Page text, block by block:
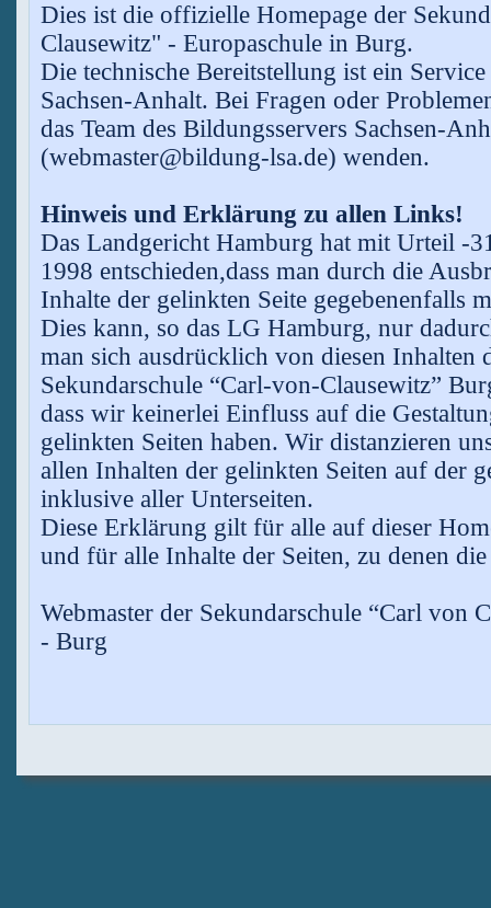
Dies ist die offizielle Homepage der
Clausewitz" - Europaschule in Burg.
Die technische Bereitstellung ist ein
Sachsen-Anhalt. Bei Fragen oder
das Team des Bildungsservers Sachsen-
(webmaster@bildung-lsa.de) wenden.
Hinweis und Erklärung zu allen Links!
Das Landgericht Hamburg hat mit Urteil -
1998 entschieden,dass man durch die
Inhalte der gelinkten Seite gegebenenfalls
Dies kann, so das LG Hamburg, nur
man sich ausdrücklich von diesen Inhalten
Sekundarschule “Carl-von-Clausewitz”
dass wir keinerlei Einfluss auf die
gelinkten Seiten haben. Wir distanzieren
allen Inhalten der gelinkten Seiten auf der
inklusive aller Unterseiten.
Diese Erklärung gilt für alle auf dieser
und für alle Inhalte der Seiten, zu denen
Webmaster der Sekundarschule “Carl von
- Burg